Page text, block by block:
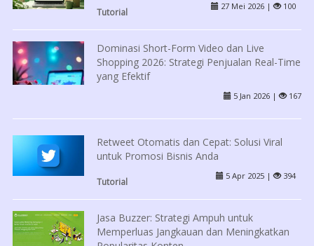
Tutorial
27 Mei 2026 | 100
Dominasi Short-Form Video dan Live
Shopping 2026: Strategi Penjualan Real-Time
yang Efektif
5 Jan 2026 | 167
Retweet Otomatis dan Cepat: Solusi Viral
untuk Promosi Bisnis Anda
Tutorial
5 Apr 2025 | 394
Jasa Buzzer: Strategi Ampuh untuk
Memperluas Jangkauan dan Meningkatkan